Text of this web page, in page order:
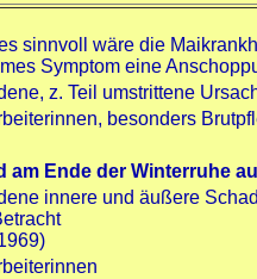
sinnvoll wäre die
Symptom eine
z. Teil umstrittene
besonders
am Ende der Winterruhe
innere und äußere